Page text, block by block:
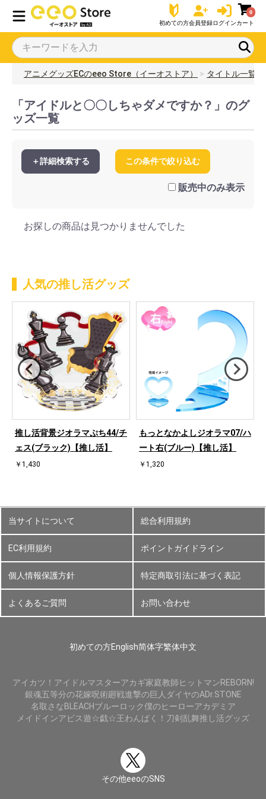
初めての方会員登録ログイン
0
カート
アニメグッズECのeeo Store（イーオストア） タイトル一覧
「アイドルと〇〇しちゃダメですか？」のグ
ッズ一覧
＋詳細検索する この条件で絞り込む
販売中のみ表示
お探しの商品は見つかりませんでした
人気の推し活グッズ
推し活背景ジオラマぷち44/チ
ェス(ブラック)【推し活】
￥1,430
もっとなかよしジオラマ07/ハ
ート右(ブルー)【推し活】
￥1,320
当サイトについて 総合利用規約
EC利用規約 ポイントガイドライン
個人情報保護方針 特定商取引法に基づく表記
よくあるご質問 お問い合わせ
初めての方English简体字繁体中文
アイカツ！ アイドルマスターアカギ家庭教師ヒットマンREBORN!
銀魂五等分の花嫁呪術廻戦進撃の巨人 ダイヤのADr.STONE
名取さなBLEACHブルーロック僕のヒーローアカデミア
メイドインアビス遊☆戯☆王わんぱく！刀剣乱舞推し活グッズ
その他eeoのSNS